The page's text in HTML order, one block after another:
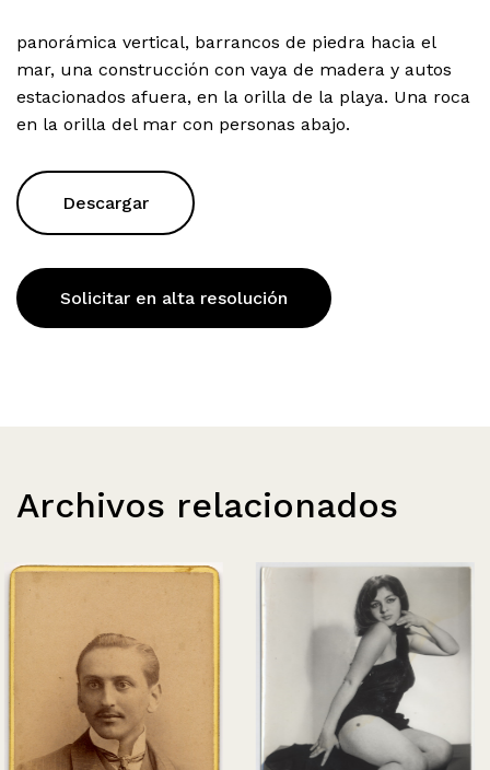
panorámica vertical, barrancos de piedra hacia el
mar, una construcción con vaya de madera y autos
estacionados afuera, en la orilla de la playa. Una roca
en la orilla del mar con personas abajo.
Descargar
Solicitar en alta resolución
Archivos relacionados